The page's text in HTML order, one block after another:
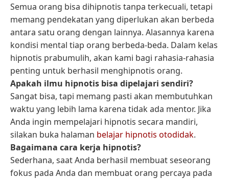
Semua orang bisa dihipnotis tanpa terkecuali, tetapi
memang pendekatan yang diperlukan akan berbeda
antara satu orang dengan lainnya. Alasannya karena
kondisi mental tiap orang berbeda-beda. Dalam kelas
hipnotis prabumulih, akan kami bagi rahasia-rahasia
penting untuk berhasil menghipnotis orang.
Apakah ilmu hipnotis bisa dipelajari sendiri?
Sangat bisa, tapi memang pasti akan membutuhkan
waktu yang lebih lama karena tidak ada mentor. Jika
Anda ingin mempelajari hipnotis secara mandiri,
silakan buka halaman belajar hipnotis otodidak.
Bagaimana cara kerja hipnotis?
Sederhana, saat Anda berhasil membuat seseorang
fokus pada Anda dan membuat orang percaya pada